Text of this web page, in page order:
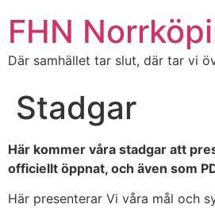
FHN
Där samhället tar slut, där tar vi
Stadgar
Här kommer våra stadgar att
officiellt öppnat, och även som
Här presenterar Vi våra mål och